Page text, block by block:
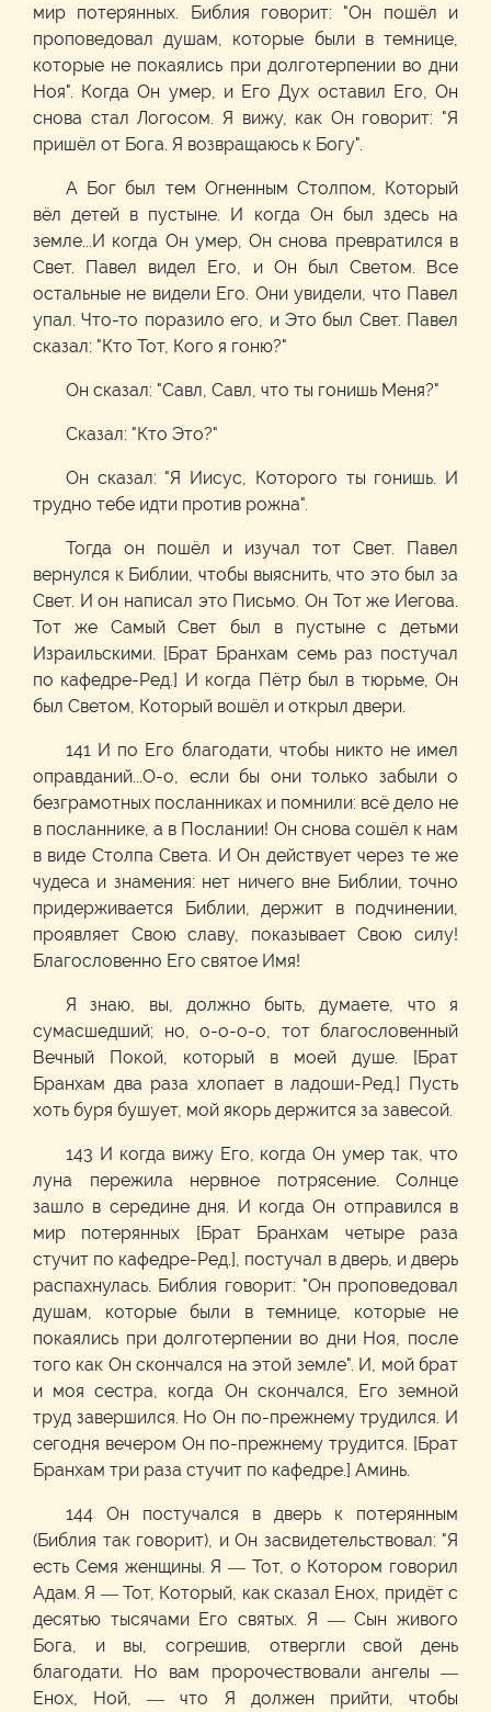
мир потерянных. Библия говорит: "Он пошёл и
проповедовал душам, которые были в темнице,
которые не покаялись при долготерпении во дни
Ноя". Когда Он умер, и Его Дух оставил Его, Он
снова стал Логосом. Я вижу, как Он говорит: "Я
пришёл от Бога. Я возвращаюсь к Богу".
А Бог был тем Огненным Столпом, Который
вёл детей в пустыне. И когда Он был здесь на
земле...И когда Он умер, Он снова превратился в
Свет. Павел видел Его, и Он был Светом. Все
остальные не видели Его. Они увидели, что Павел
упал. Что-то поразило его, и Это был Свет. Павел
сказал: "Кто Тот, Кого я гоню?"
Он сказал: "Савл, Савл, что ты гонишь Меня?"
Сказал: "Кто Это?"
Он сказал: "Я Иисус, Которого ты гонишь. И
трудно тебе идти против рожна".
Тогда он пошёл и изучал тот Свет. Павел
вернулся к Библии, чтобы выяснить, что это был за
Свет. И он написал это Письмо. Он Тот же Иегова.
Тот же Самый Свет был в пустыне с детьми
Израильскими. [Брат Бранхам семь раз постучал
по кафедре-Ред.] И когда Пётр был в тюрьме, Он
был Светом, Который вошёл и открыл двери.
141 И по Его благодати, чтобы никто не имел
оправданий...О-о, если бы они только забыли о
безграмотных посланниках и помнили: всё дело не
в посланнике, а в Послании! Он снова сошёл к нам
в виде Столпа Света. И Он действует через те же
чудеса и знамения: нет ничего вне Библии, точно
придерживается Библии, держит в подчинении,
проявляет Свою славу, показывает Свою силу!
Благословенно Его святое Имя!
Я знаю, вы, должно быть, думаете, что я
сумасшедший; но, о-о-о-о, тот благословенный
Вечный Покой, который в моей душе. [Брат
Бранхам два раза хлопает в ладоши-Ред.] Пусть
хоть буря бушует, мой якорь держится за завесой.
143 И когда вижу Его, когда Он умер так, что
луна пережила нервное потрясение. Солнце
зашло в середине дня. И когда Он отправился в
мир потерянных [Брат Бранхам четыре раза
стучит по кафедре-Ред.], постучал в дверь, и дверь
распахнулась. Библия говорит: "Он проповедовал
душам, которые были в темнице, которые не
покаялись при долготерпении во дни Ноя, после
того как Он скончался на этой земле". И, мой брат
и моя сестра, когда Он скончался, Его земной
труд завершился. Но Он по-прежнему трудился. И
сегодня вечером Он по-прежнему трудится. [Брат
Бранхам три раза стучит по кафедре.] Аминь.
144 Он постучался в дверь к потерянным
(Библия так говорит), и Он засвидетельствовал: "Я
есть Семя женщины. Я — Тот, о Котором говорил
Адам. Я — Тот, Который, как сказал Енох, придёт с
десятью тысячами Его святых. Я — Сын живого
Бога, и вы, согрешив, отвергли свой день
благодати. Но вам пророчествовали ангелы —
Енох, Ной, — что Я должен прийти, чтобы